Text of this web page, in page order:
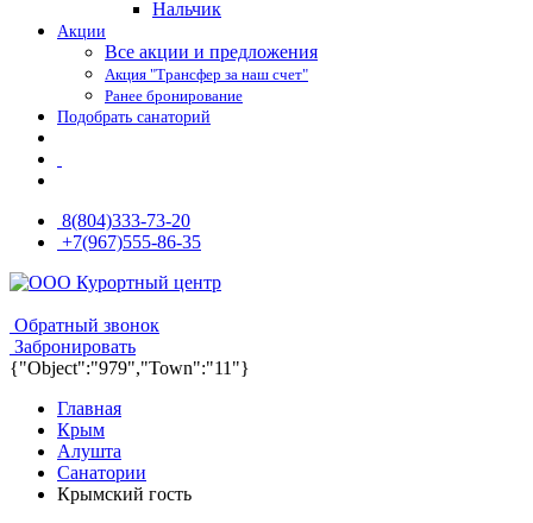
Нальчик
Акции
Все акции и предложения
Акция "Трансфер за наш счет"
Ранее бронирование
Подобрать санаторий
8(804)333-73-20
+7(967)555-86-35
Обратный звонок
Забронировать
{"Object":"979","Town":"11"}
Главная
Крым
Алушта
Санатории
Крымский гость